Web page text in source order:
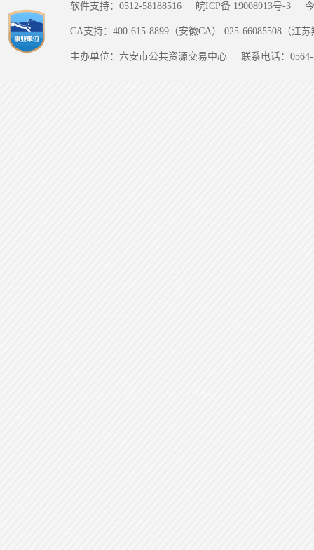
软件支持：0512-58188516 皖ICP备 19008913号-3
CA支持：400-615-8899（安徽CA） 025-66085508（江
主办单位：六安市公共资源交易中心 联系电话：0564-